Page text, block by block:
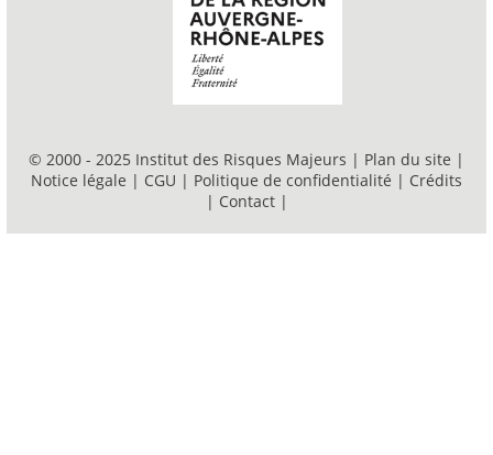
© 2000 - 2025 Institut des Risques Majeurs | Plan du site |
Notice légale | CGU | Politique de confidentialité | Crédits
| Contact |